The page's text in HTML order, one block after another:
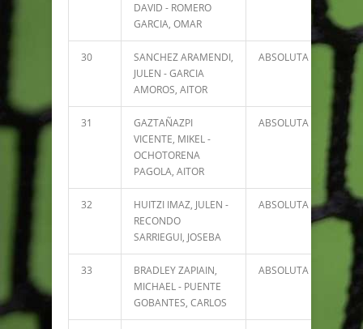
DAVID - ROMERO
GARCIA, OMAR
30
SANCHEZ ARAMENDI,
JULEN - GARCIA
AMOROS, AITOR
ABSOLUTA 4750
31
GAZTAÑAZPI
VICENTE, MIKEL -
OCHOTORENA
PAGOLA, AITOR
ABSOLUTA 4098
32
HUITZI IMAZ, JULEN -
RECONDO
SARRIEGUI, JOSEBA
ABSOLUTA 4010
33
BRADLEY ZAPIAIN,
MICHAEL - PUENTE
GOBANTES, CARLOS
ABSOLUTA 3972